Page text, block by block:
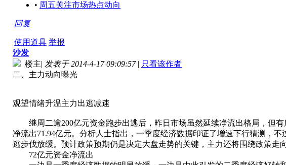
• 周五关注市场热点动向
回复
使用道具 举报
沙发
楼主| 发表于 2014-4-17 09:09:57 | 只看该作者
二、主力动向曝光
观望情绪升温主力出逃减速
继周二逾200亿元资金跑步出逃后，昨日市场虽然延续净流出格局，但有
净流出71.94亿元。分析人士指出，一季度经济数据印证了增速下行猜测，
逃步伐放缓。预计政策预期仍是决定大盘走势的关键，主力还将围绕政策走
72亿元资金净流出